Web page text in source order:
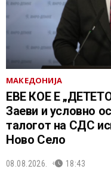
МАКЕДОНИЈА
ЕВЕ КОЕ Е
Заеви и условно
талогот на СДС
Ново Село
08.08.2026. 18:43